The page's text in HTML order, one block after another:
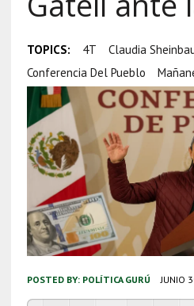
TOPICS: 4T
Claudia
Conferencia Del Pueblo
POSTED BY: POLÍTICA GURÚ JUNIO